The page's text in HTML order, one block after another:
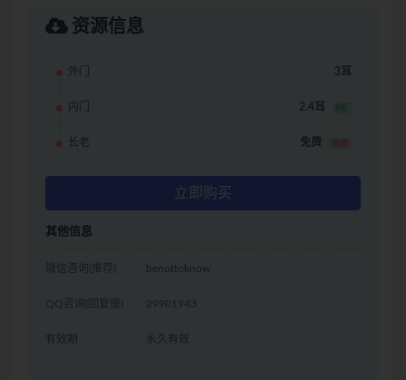
资源信息
外门 3耳
内门 2.4耳 8折
长老 免费 推荐
立即购买
其他信息
微信咨询(推荐) benottoknow
QQ咨询(回复慢) 29901943
有效期 永久有效